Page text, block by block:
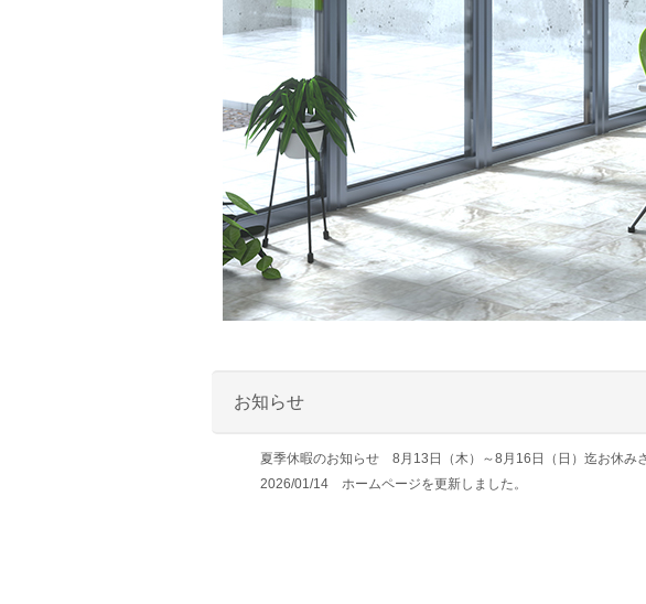
お知らせ
夏季休暇のお知らせ 8月13日（木）～8月16日（日）迄お休み
2026/01/14 ホームページを更新しました。